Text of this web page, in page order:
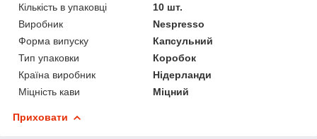
Кількість в упаковці
10 шт.
Виробник
Nespresso
Форма випуску
Капсульний
Тип упаковки
Коробок
Країна виробник
Нідерланди
Міцність кави
Міцний
Приховати